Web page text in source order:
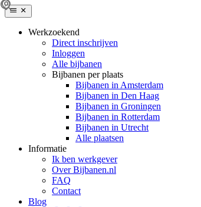
Werkzoekend
Direct inschrijven
Inloggen
Alle bijbanen
Bijbanen per plaats
Bijbanen in Amsterdam
Bijbanen in Den Haag
Bijbanen in Groningen
Bijbanen in Rotterdam
Bijbanen in Utrecht
Alle plaatsen
Informatie
Ik ben werkgever
Over Bijbanen.nl
FAQ
Contact
Blog